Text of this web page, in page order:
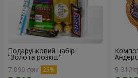
Подарунковий набір
"Золота розкіш"
7 090 грн
9 312